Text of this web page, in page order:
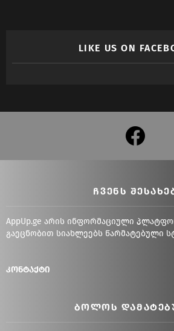
LIKE US ON
facebook
ᲩᲕᲔᲜᲡ
AppUp.ge არის ინფორმაციული
გაეცნობით სიახლეებს წარმატებული
კონტაქტი
ᲑᲝᲚᲝᲡ